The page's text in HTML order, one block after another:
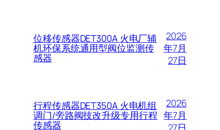
位移传感器DET300A 火电厂辅
机环保系统通用型阀位监测传
感器
2026
年7月
27日
行程传感器DET350A 火电机组
调门/旁路阀技改升级专用行程
传感器
2026
年7月
27日